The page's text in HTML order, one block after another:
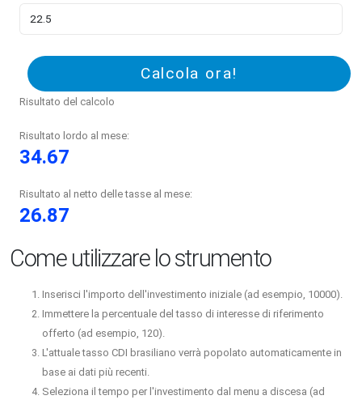
Calcola ora!
Risultato del calcolo
Risultato lordo al mese:
34.67
Risultato al netto delle tasse al mese:
26.87
Come utilizzare lo strumento
Inserisci l'importo dell'investimento iniziale (ad esempio, 10000).
Immettere la percentuale del tasso di interesse di riferimento
offerto (ad esempio, 120).
L'attuale tasso CDI brasiliano verrà popolato automaticamente in
base ai dati più recenti.
Seleziona il tempo per l'investimento dal menu a discesa (ad